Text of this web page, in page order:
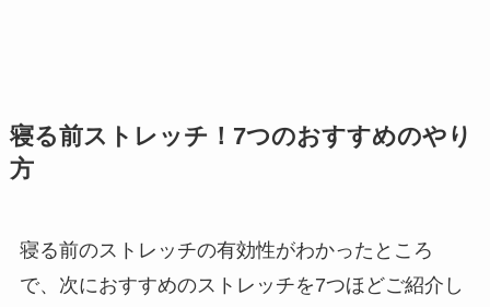
寝る前ストレッチ！7つのおすすめのやり
方
寝る前のストレッチの有効性がわかったところ
で、次におすすめのストレッチを7つほどご紹介し